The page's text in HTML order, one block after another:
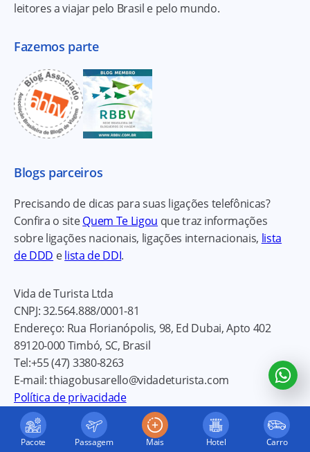
leitores a viajar pelo Brasil e pelo mundo.
Fazemos parte
Blogs parceiros
Precisando de dicas para suas ligações telefônicas?
Confira o siteQuem Te Ligou que traz informações
sobre ligações nacionais, ligações internacionais, lista
de DDD elista de DDI.
Vida de Turista Ltda
CNPJ:32.564.888/0001-81
Endereço: Rua Florianópolis, 98, Ed Dubai, Apto 402
89120-000Timbó, SC, Brasil
Tel:+55 (47) 3380-8263
E-mail:thiagobusarello@vidadeturista.com
Política de privacidade
© 2026 Vida de Turista
. Todos direitos reservados.
Pacote Passagem Hotel Carro
Mais